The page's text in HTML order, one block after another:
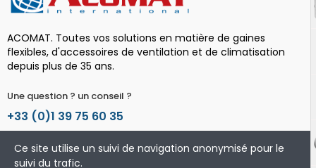
ACOMAT. Toutes vos solutions en matière de gaines
flexibles, d'accessoires de ventilation et de climatisation
depuis plus de 35 ans.
Une question ? un conseil ?
+33 (0)1 39 75 60 35
Informations
Ce site utilise un suivi de navigation anonymisé pour le
suivi du trafic.